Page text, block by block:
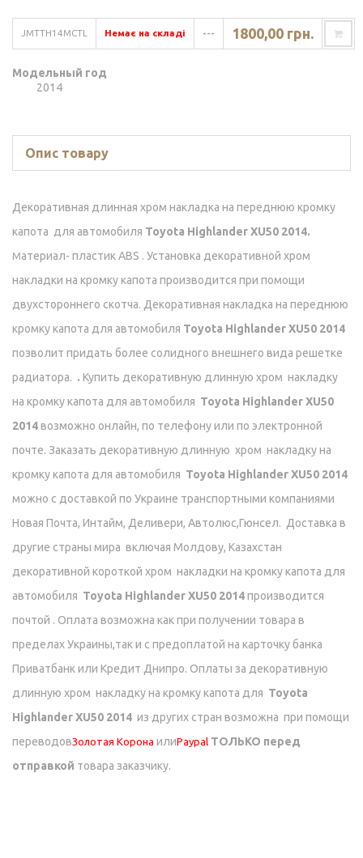
JMTTH14MCTL Немає на складі --- 1800,00 грн.
Модельный год
2014
Опис товару
Декоративная длинная хром накладка на переднюю кромку
капота для автомобиля Toyota Highlander XU50 2014.
Материал- пластик ABS . Установка декоративной хром
накладки на кромку капота производится при помощи
двухстороннего скотча. Декоративная накладка на переднюю
кромку капота для автомобиля Toyota Highlander XU50 2014
позволит придать более солидного внешнего вида решетке
радиатора. . Купить декоративную длинную хром накладку
на кромку капота для автомобиля Toyota Highlander XU50
2014возможно онлайн, по телефону или по электронной
почте. Заказать декоративную длинную хром накладку на
кромку капота для автомобиля Toyota Highlander XU50 2014
можно с доставкой по Украине транспортными компаниями
Новая Почта, Интайм, Деливери, Автолюс,Гюнсел. Доставка в
другие страны мира включая Молдову, Казахстан
декоративной короткой хром накладки на кромку капота для
автомобиля Toyota Highlander XU50 2014производится
почтой . Оплата возможна как при получении товара в
пределах Украины,так и с предоплатой на карточку банка
Приватбанк или Кредит Днипро. Оплаты за декоративную
длинную хром накладку на кромку капота для Toyota
Highlander XU50 2014 из других стран возможна при помощи
переводовЗолотая Корона илиPaypal ТОЛЬКО перед
отправкой товара заказчику.